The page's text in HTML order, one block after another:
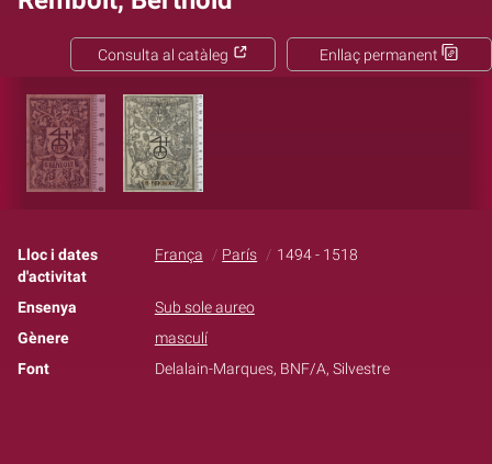
Enllaç permanent
Consulta al catàleg
Lloc i dates
d'activitat
França París 1494 - 1518
Ensenya
Sub sole aureo
Gènere
masculí
Font
Delalain-Marques, BNF/A, Silvestre